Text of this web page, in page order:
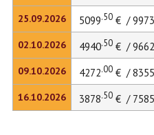
25.09.2026
02.10.2026
09.10.2026
16.10.2026
5099.50€ / 9973
4940.50€ / 9662
4272.00€ / 8355
3878.50€ / 7585